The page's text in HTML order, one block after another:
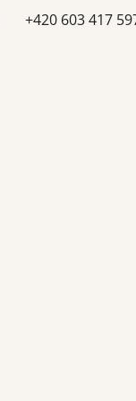
+420 603 417